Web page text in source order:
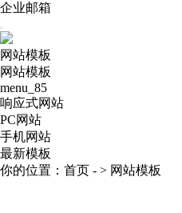
企业邮箱
网站模板
网站模板
menu_85
响应式网站
PC网站
手机网站
最新模板
你的位置： 首页 - > 网站模板